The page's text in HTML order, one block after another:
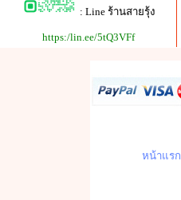
: Line ร้านสายรุ้ง
https:/lin.ee/5tQ3VFf
หน้าแรก